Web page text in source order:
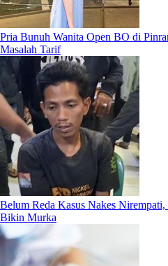
Pria Bunuh Wanita Open BO di
Masalah Tarif
Belum Reda Kasus Nakes
Bikin Murka